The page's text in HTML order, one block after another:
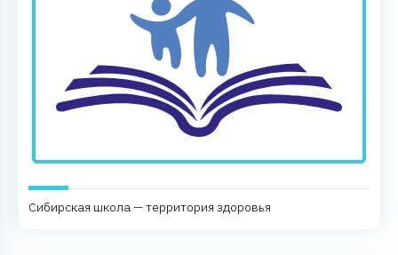
Сибирская школа — территория здоровья